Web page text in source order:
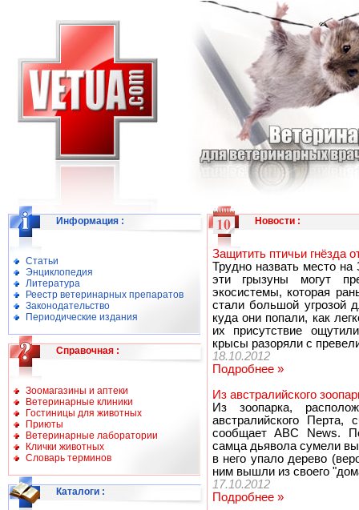
Информация :
Статьи
Энциклопедия
Литература
Реестр ветеринарных препаратов
Законодательство
Периодические издания
Справочная :
Зоомагазины и аптеки
Ветеринарные клиники
Гостиницы для животных
Приюты
Ветеринарные лаборатории
Клички животных
Словарь терминов
Каталоги :
Новости:
Защитить птичьи гнёзда
Трудно назвать место
эти грызуны могут
экосистемы, которая
стали большой угрозой
куда они попали, как
их присутствие
крысы разоряли с
18.10.2012
Подробнее »
Из австралийского
Из зоопарка,
австралийского Перта,
сообщает ABC News.
самца дьявола сумели
в него упало дерево
ним вышли из своего
17.10.2012
Подробнее »